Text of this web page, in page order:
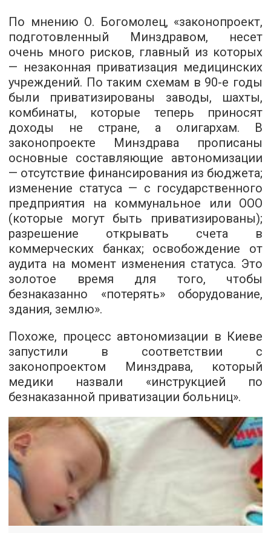
По мнению О. Богомолец, «законопроект,
подготовленный Минздравом, несет
очень много рисков, главный из которых
— незаконная приватизация медицинских
учреждений. По таким схемам в 90-е годы
были приватизированы заводы, шахты,
комбинаты, которые теперь приносят
доходы не стране, а олигархам. В
законопроекте Минздрава прописаны
основные составляющие автономизации
— отсутствие финансирования из бюджета;
изменение статуса — с государственного
предприятия на коммунальное или ООО
(которые могут быть приватизированы);
разрешение открывать счета в
коммерческих банках; освобождение от
аудита на момент изменения статуса. Это
золотое время для того, чтобы
безнаказанно «потерять» оборудование,
здания, землю».
Похоже, процесс автономизации в Киеве
запустили в соответствии с
законопроектом Минздрава, который
медики назвали «инструкцией по
безнаказанной приватизации больниц».